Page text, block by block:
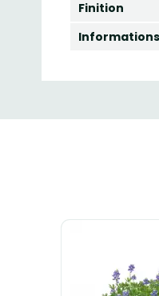
Finition